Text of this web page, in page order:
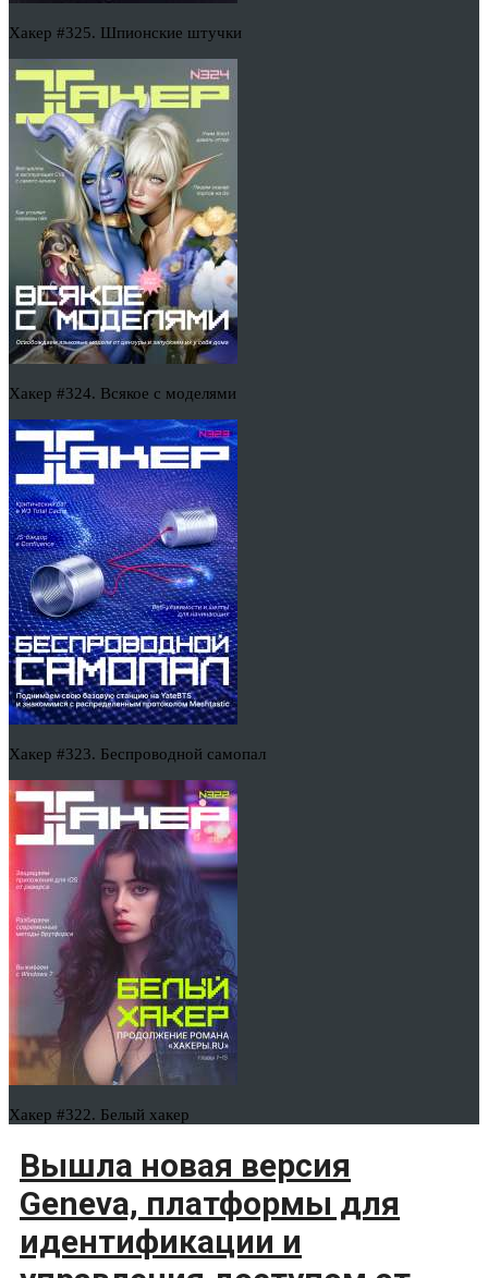
Хакер #325. Шпионские штучки
Хакер #324. Всякое с моделями
Хакер #323. Беспроводной самопал
Хакер #322. Белый хакер
Вышла новая версия
Geneva, платформы для
идентификации и